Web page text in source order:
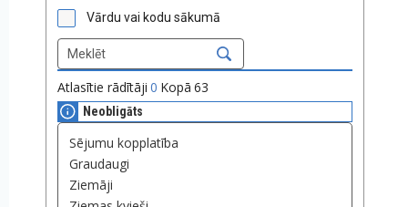
Vārdu vai kodu sākumā
Atlasītie rādītāji 0 Kopā 63
Neobligāts